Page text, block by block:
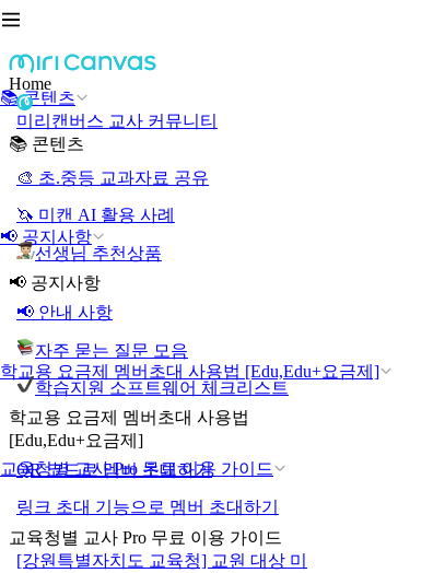
📚 콘텐츠
📢 공지사항
학교용 요금제 멤버초대 사용법 [Edu,Edu+요금제]
교육청별 교사 Pro 무료 이용 가이드
Home
미리캔버스 교사 커뮤니티
📚 콘텐츠
🎨 초.중등 교과자료 공유
🦄 미캔 AI 활용 사례
선생님 추천상품
📢 공지사항
📢 안내 사항
자주 묻는 질문 모음
학습지원 소프트웨어 체크리스트
학교용 요금제 멤버초대 사용법
[Edu,Edu+요금제]
QR 코드로 멤버 초대하기
링크 초대 기능으로 멤버 초대하기
교육청별 교사 Pro 무료 이용 가이드
[강원특별자치도 교육청] 교원 대상 미